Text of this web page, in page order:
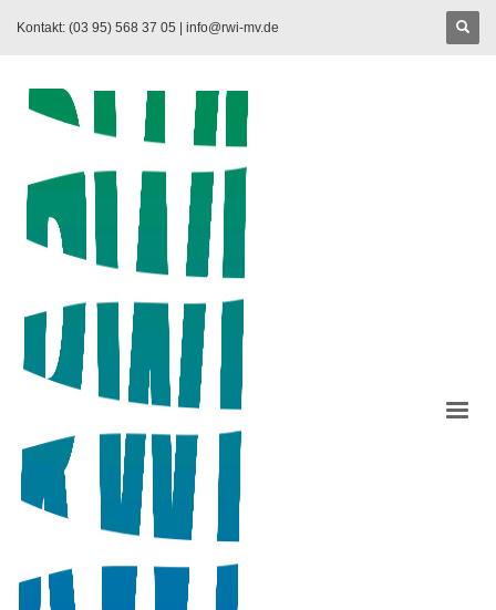
Kontakt: (03 95) 568 37 05 | info@rwi-mv.de